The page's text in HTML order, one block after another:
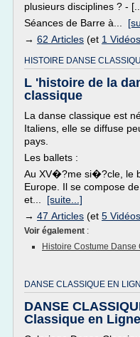
plusieurs disciplines ? -
Séances de Barre à...
→ 62 Articles (et 1 Vidéos
HISTOIRE DANSE
L 'histoire de la
classique
La danse classique est
Italiens, elle se diffuse
pays.
Les ballets :
Au XV�?me si�?cle, le
Europe. Il se compose
et... [suite...]
→ 47 Articles (et 5 Vidéos
Voir également :
Histoire Costume Danse
DANSE CLASSIQUE EN
DANSE
Classique en